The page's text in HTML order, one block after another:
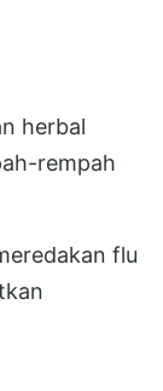
herbal
rempah
flu